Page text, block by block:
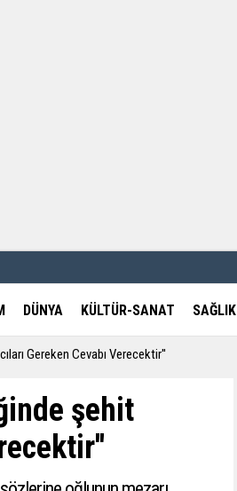
DÜNYA KÜLTÜR-SANAT SAĞLIK
Gereken Cevabı Verecektir''
şehit